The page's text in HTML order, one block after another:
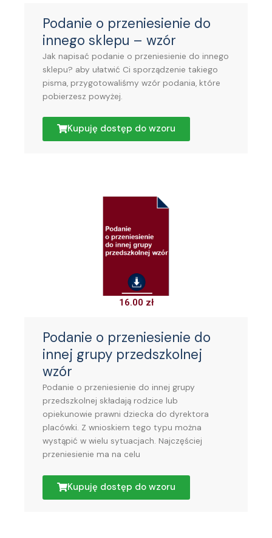
Podanie o przeniesienie do
innego sklepu – wzór
Jak napisać podanie o przeniesienie do innego
sklepu? aby ułatwić Ci sporządzenie takiego
pisma, przygotowaliśmy wzór podania, które
pobierzesz powyżej.
Kupuję dostęp do wzoru
16.00 zł
Podanie o przeniesienie do
innej grupy przedszkolnej
wzór
Podanie o przeniesienie do innej grupy
przedszkolnej składają rodzice lub
opiekunowie prawni dziecka do dyrektora
placówki. Z wnioskiem tego typu można
wystąpić w wielu sytuacjach. Najczęściej
przeniesienie ma na celu
Kupuję dostęp do wzoru